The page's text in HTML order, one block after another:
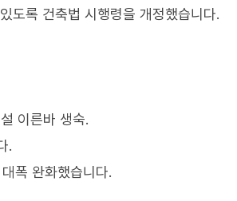
도록 건축법 시행령을 개정했습니다.
이른바 생숙.
.
폭 완화했습니다.